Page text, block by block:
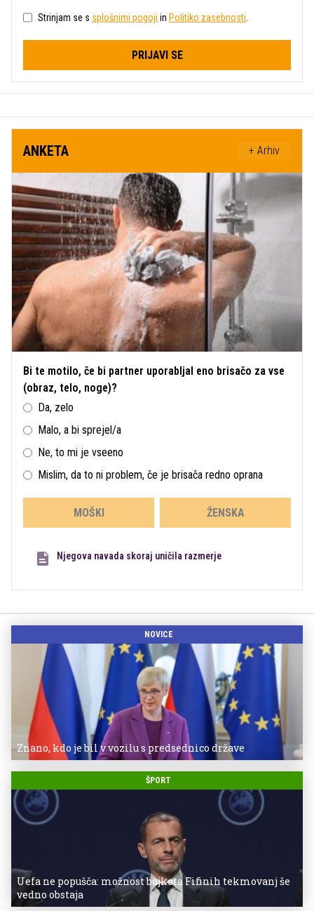
Strinjam se s splošnimi pogoji in Politiko zasebnosti
PRIJAVI SE
ANKETA + Arhiv
Bi te motilo, če bi partner uporabljal eno brisačo za vse
(obraz, telo, noge)?
Da, zelo
Malo, a bi sprejel/a
Ne, to mi je vseeno
Mislim, da to ni problem, če je brisača redno oprana
MOŠKI ŽENSKA
Njegova navada skoraj uničila razmerje
NOVICE
Znano, kdo je bil v vozilu s predsednico države
ŠPORT
Uefa ne popušča: možnost bojkota Fifinih tekmovanj še
vedno obstaja